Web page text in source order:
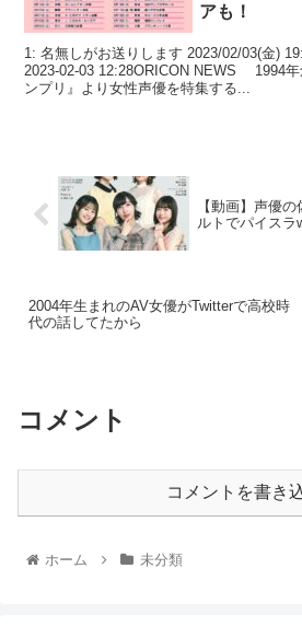
アも！
1: 名無しがお送りします 2023/02/03(金) 19:03:07.37 ID:aTviWCHr0
2023-02-03 12:28ORICON NEWS 1994年創刊の声優誌『声優グラ
ンプリ』より女性声優を特集する...
【動画】声優
ルトでパイスラ
2004年生まれのAV女優がTwitterで高校時
代の話してたから
コメント
コメントを書き
ホーム 未分類